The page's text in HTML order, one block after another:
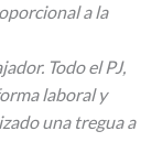
a la
Todo el PJ,
laboral y
una tregua a